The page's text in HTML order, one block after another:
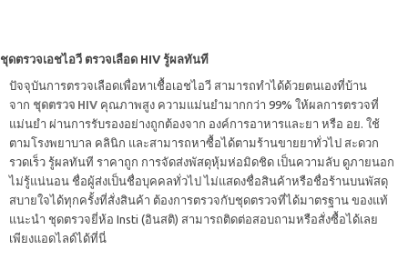
ชุดตรวจเอชไอวี ตรวจเลือด HIV รู้ผลทันที
ปัจจุบันการตรวจเลือดเพื่อหาเชื้อเอชไอวี สามารถทำได้ด้วยตนเองที่บ้าน
จาก ชุดตรวจ HIV คุณภาพสูง ความแม่นยำมากกว่า 99% ให้ผลการตรวจที่
แม่นยำ ผ่านการรับรองอย่างถูกต้องจาก องค์การอาหารและยา หรือ อย. ใช้
ตามโรงพยาบาล คลินิก และสามารถหาซื้อได้ตามร้านขายยาทั่วไป สะดวก
รวดเร็ว รู้ผลทันที ราคาถูก การจัดส่งพัสดุหุ้มห่อมิดชิด เป็นความลับ ดูภายนอก
ไม่รู้แน่นอน ชื่อผู้ส่งเป็นชื่อบุคคลทั่วไป ไม่แสดงชื่อสินค้าหรือชื่อร้านบนพัสดุ
สบายใจได้ทุกครั้งที่สั่งสินค้า ต้องการตรวจกับชุดตรวจที่ได้มาตรฐาน ของแท้
แนะนำ ชุดตรวจยี่ห้อ Insti (อินสติ) สามารถติดต่อสอบถามหรือสั่งซื้อได้เลย
เพียงแอดไลด์ได้ที่นี่